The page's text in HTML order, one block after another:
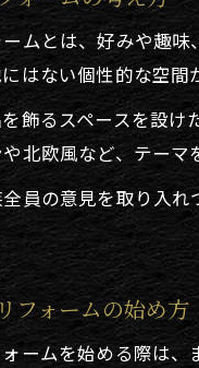
ムとは、好みや趣
はない個性的な空間
飾るスペースを設
北欧風など、テーマ
員の意見を取り入
フォームの始め方
ームを始める際は